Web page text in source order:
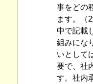
事をどの
ます。（
中で記載
組みにな
いとして
要で、社
す。社内